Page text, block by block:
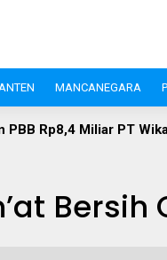
MANCANEGARA
Wika Serpan: Investor
Bersih